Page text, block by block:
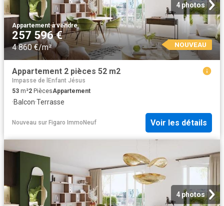
4 photos
Appartement·à vendre
257 596 €
4 860 €/m² NOUVEAU
Appartement 2 pièces 52 m2
Impasse de lEnfant Jésus
53 m²2 PiècesAppartement
·Balcon·Terrasse
Nouveau sur Figaro ImmoNeuf Voir les détails
4 photos